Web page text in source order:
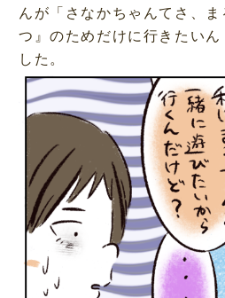
んが「さなかちゃんてさ、
つ』のためだけに行きたい
した。